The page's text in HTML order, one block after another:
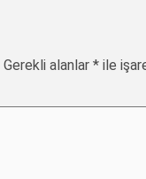
Gerekli alanlar * ile